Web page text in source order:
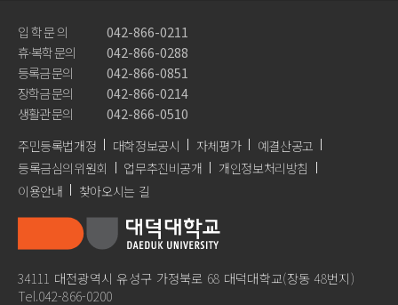
커뮤니티
공지사항
학생문의및게시판
대학생활갤러리
총장님만나고싶습니다
각종서식자료실
입 학 문 의
042-866-0211
휴·복학 문의
042-866-0288
등록금 문의
042-866-0851
장학금 문의
042-866-0214
생활관 문의
042-866-0510
주민등록법개정
대학정보공시 자체평가
예결산공고
등록금심의위원회
업무추진비공개
개인정보처리방침
이용안내
찾아오시는 길
34111 대전광역시 유성구 가정북로 68 대덕대학교(장동 48번지)
Tel.042-866-0200